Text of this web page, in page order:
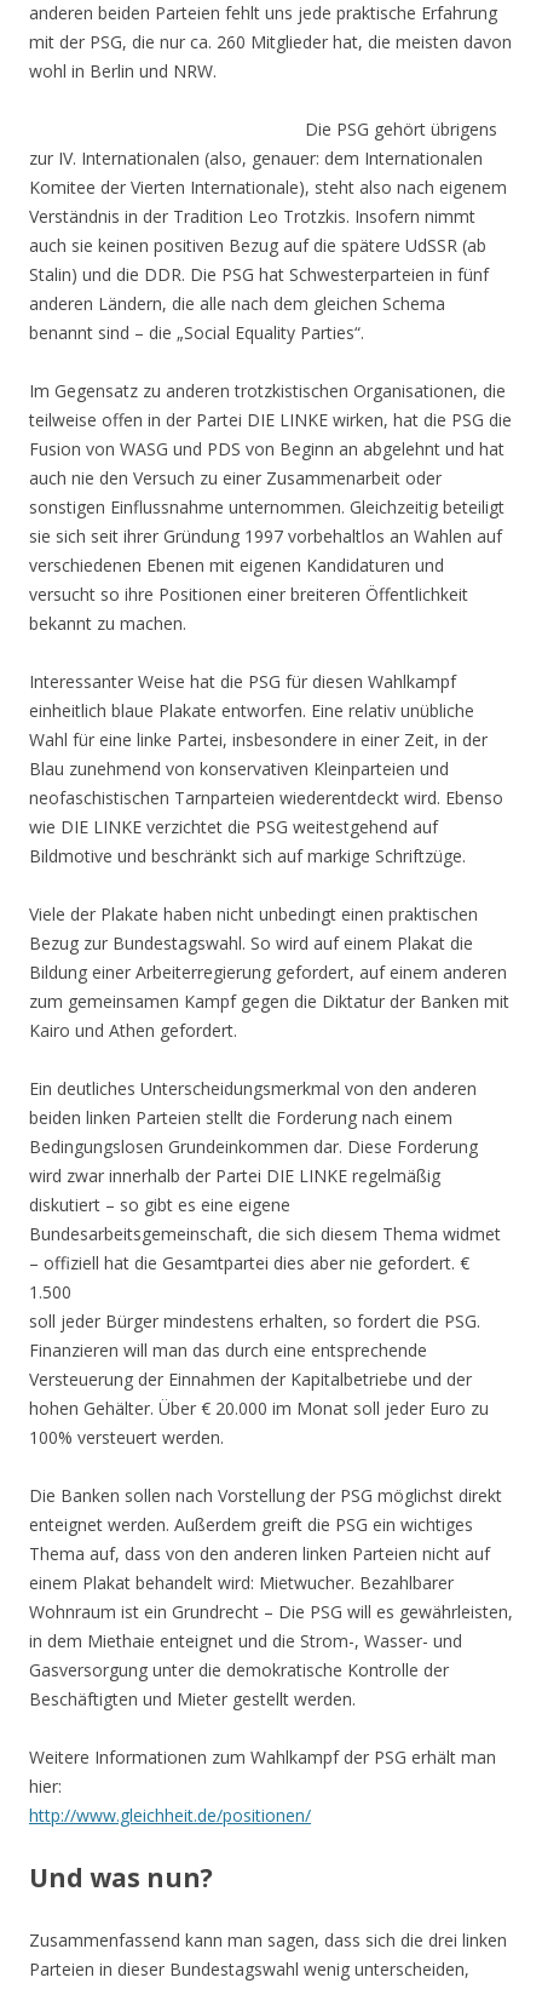
anderen beiden Parteien fehlt uns jede praktische Erfahrung
mit der PSG, die nur ca. 260 Mitglieder hat, die meisten davon
wohl in Berlin und NRW.
Die PSG gehört übrigens
zur IV. Internationalen (also, genauer: dem Internationalen
Komitee der Vierten Internationale), steht also nach eigenem
Verständnis in der Tradition Leo Trotzkis. Insofern nimmt
auch sie keinen positiven Bezug auf die spätere UdSSR (ab
Stalin) und die DDR. Die PSG hat Schwesterparteien in fünf
anderen Ländern, die alle nach dem gleichen Schema
benannt sind – die „Social Equality Parties“.
Im Gegensatz zu anderen trotzkistischen Organisationen, die
teilweise offen in der Partei DIE LINKE wirken, hat die PSG die
Fusion von WASG und PDS von Beginn an abgelehnt und hat
auch nie den Versuch zu einer Zusammenarbeit oder
sonstigen Einflussnahme unternommen. Gleichzeitig beteiligt
sie sich seit ihrer Gründung 1997 vorbehaltlos an Wahlen auf
verschiedenen Ebenen mit eigenen Kandidaturen und
versucht so ihre Positionen einer breiteren Öffentlichkeit
bekannt zu machen.
Interessanter Weise hat die PSG für diesen Wahlkampf
einheitlich blaue Plakate entworfen. Eine relativ unübliche
Wahl für eine linke Partei, insbesondere in einer Zeit, in der
Blau zunehmend von konservativen Kleinparteien und
neofaschistischen Tarnparteien wiederentdeckt wird. Ebenso
wie DIE LINKE verzichtet die PSG weitestgehend auf
Bildmotive und beschränkt sich auf markige Schriftzüge.
Viele der Plakate haben nicht unbedingt einen praktischen
Bezug zur Bundestagswahl. So wird auf einem Plakat die
Bildung einer Arbeiterregierung gefordert, auf einem anderen
zum gemeinsamen Kampf gegen die Diktatur der Banken mit
Kairo und Athen gefordert.
Ein deutliches Unterscheidungsmerkmal von den anderen
beiden linken Parteien stellt die Forderung nach einem
Bedingungslosen Grundeinkommen dar. Diese Forderung
wird zwar innerhalb der Partei DIE LINKE regelmäßig
diskutiert – so gibt es eine eigene
Bundesarbeitsgemeinschaft, die sich diesem Thema widmet
– offiziell hat die Gesamtpartei dies aber nie gefordert. €
1.500
soll jeder Bürger mindestens erhalten, so fordert die PSG.
Finanzieren will man das durch eine entsprechende
Versteuerung der Einnahmen der Kapitalbetriebe und der
hohen Gehälter. Über € 20.000 im Monat soll jeder Euro zu
100% versteuert werden.
Die Banken sollen nach Vorstellung der PSG möglichst direkt
enteignet werden. Außerdem greift die PSG ein wichtiges
Thema auf, dass von den anderen linken Parteien nicht auf
einem Plakat behandelt wird: Mietwucher. Bezahlbarer
Wohnraum ist ein Grundrecht – Die PSG will es gewährleisten,
in dem Miethaie enteignet und die Strom-, Wasser- und
Gasversorgung unter die demokratische Kontrolle der
Beschäftigten und Mieter gestellt werden.
Weitere Informationen zum Wahlkampf der PSG erhält man
hier:
http://www.gleichheit.de/positionen/
Und was nun?
Zusammenfassend kann man sagen, dass sich die drei linken
Parteien in dieser Bundestagswahl wenig unterscheiden,